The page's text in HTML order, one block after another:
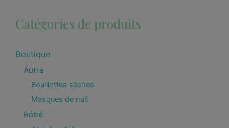
Catégories de produits
Boutique
Autre
Bouillottes sèches
Masques de nuit
Bébé